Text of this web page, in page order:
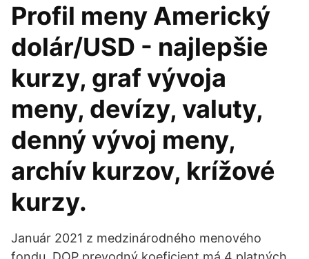
Profil meny Americký
dolár/USD - najlepšie
kurzy, graf vývoja
meny, devízy, valuty,
denný vývoj meny,
archív kurzov, krížové
kurzy.
Január 2021 z medzinárodného menového